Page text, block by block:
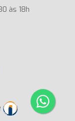
às 18h